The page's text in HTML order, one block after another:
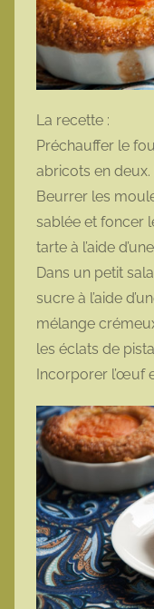
La recette :
Préchauffer le
abricots en deux.
Beurrer les
sablée et foncer
tarte à l’aide
Dans un petit
sucre à l’aide
mélange
les éclats de
Incorporer l’œuf